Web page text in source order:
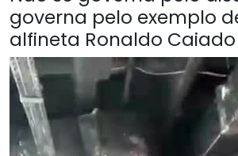
governa pelo exemplo
alfineta Ronaldo Caiado